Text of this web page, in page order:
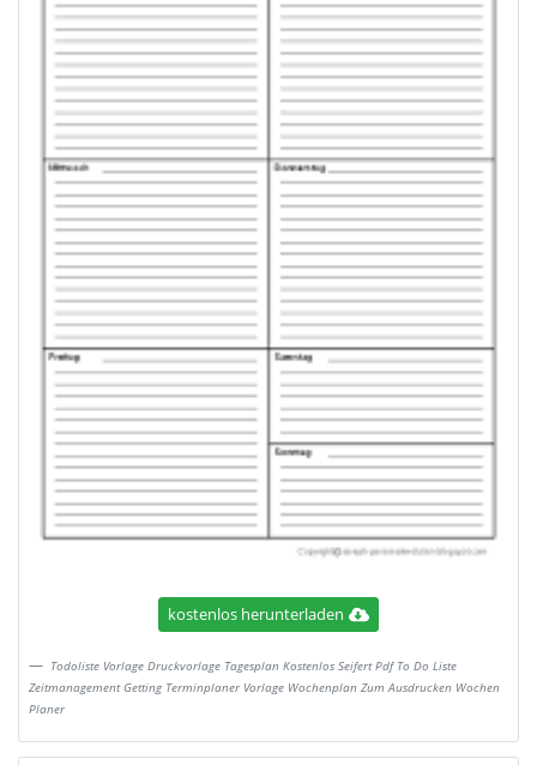
kostenlos herunterladen
Todoliste Vorlage Druckvorlage Tagesplan Kostenlos Seifert Pdf To Do Liste
Zeitmanagement Getting Terminplaner Vorlage Wochenplan Zum Ausdrucken Wochen
Planer